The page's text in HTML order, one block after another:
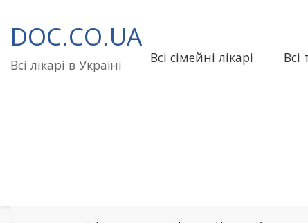
до
вмісту
DOC.CO.UA
Всі лікарі в Україні Всі сімейні лікарі Всі